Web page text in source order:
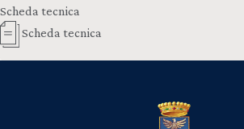
Scheda tecnica
Scheda tecnica